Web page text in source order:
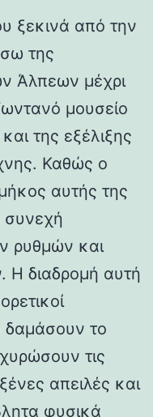
ξεκινά από την
της
Άλπεων μέχρι
μουσείο
της εξέλιξης
Καθώς ο
αυτής της
συνεχή
ρυθμών και
Η διαδρομή αυτή
δαμάσουν το
τις
απειλές και
φυσικά